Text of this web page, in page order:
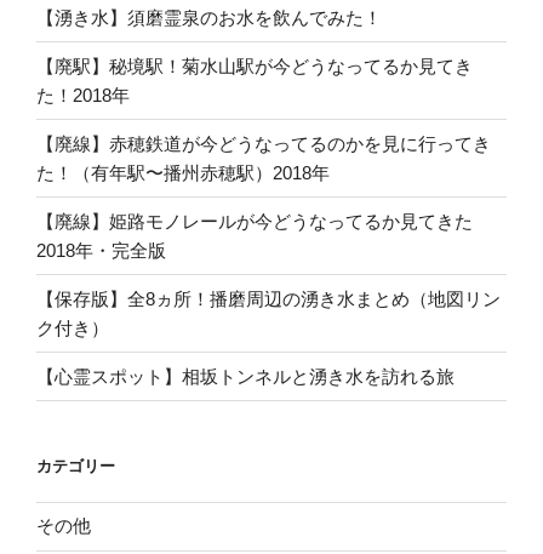
【湧き水】須磨霊泉のお水を飲んでみた！
【廃駅】秘境駅！菊水山駅が今どうなってるか見てき
た！2018年
【廃線】赤穂鉄道が今どうなってるのかを見に行ってき
た！（有年駅〜播州赤穂駅）2018年
【廃線】姫路モノレールが今どうなってるか見てきた
2018年・完全版
【保存版】全8ヵ所！播磨周辺の湧き水まとめ（地図リン
ク付き）
【心霊スポット】相坂トンネルと湧き水を訪れる旅
カテゴリー
その他